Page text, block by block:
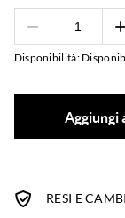
Disponibilità:
Aggiungi
RESI E CAMBI